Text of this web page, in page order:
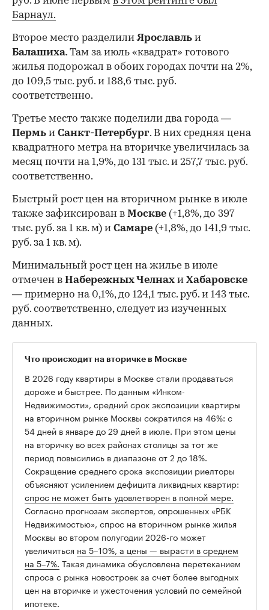
Барнаул.
Второе место разделилиЯрославль и
Балашиха. Там за июль «квадрат» готового
жилья подорожал в обоих городах почти на 2%,
до 109,5 тыс. руб. и 188,6 тыс. руб.
соответственно.
Третье место также поделили два города —
Пермь и Санкт-Петербург. В них средняя цена
квадратного метра на вторичке увеличилась за
месяц почти на 1,9%, до 131 тыс. и 257,7 тыс. руб.
соответственно.
Быстрый рост цен на вторичном рынке в июле
также зафиксирован в Москве (+1,8%, до 397
тыс. руб. за 1 кв. м) и Самаре (+1,8%, до 141,9 тыс.
руб. за 1 кв. м).
Минимальный рост цен на жилье в июле
отмечен в Набережных Челнах и Хабаровске
— примерно на 0,1%, до 124,1 тыс. руб. и 143 тыс.
руб. соответственно, следует из изученных
данных.
Что происходит на вторичке в Москве
В 2026 году квартиры в Москве стали продаваться
дороже и быстрее. По данным «Инком-
Недвижимости», средний срок экспозиции квартиры
на вторичном рынке Москвы сократился на 46%: с
54 дней в январе до 29 дней в июле. При этом цены
на вторичку во всех районах столицы за тот же
период повысились в диапазоне от 2 до 18%.
Сокращение среднего срока экспозиции риелторы
объясняют усилением дефицита ликвидных квартир:
спрос не может быть удовлетворен в полной мере.
Согласно прогнозам экспертов, опрошенных «РБК
Недвижимостью», спрос на вторичном рынке жилья
Москвы во втором полугодии 2026-го может
увеличиться на 5–10%, а цены — вырасти в среднем
на 5–7%. Такая динамика обусловлена перетеканием
спроса с рынка новостроек за счет более выгодных
цен на вторичке и ужесточения условий по семейной
ипотеке.